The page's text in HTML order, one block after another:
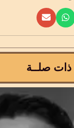
صلــة